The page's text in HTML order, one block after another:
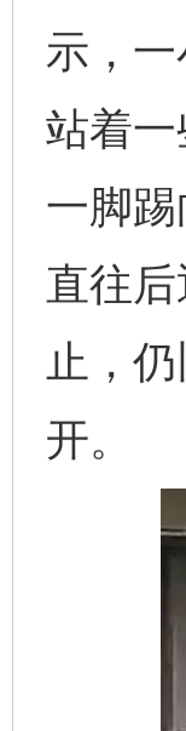
示，
站着
一脚
直往
止，
开。